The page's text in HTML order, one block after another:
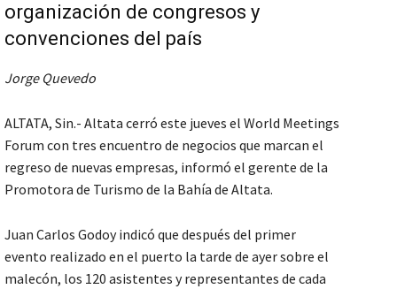
organización de congresos y
convenciones del país
Jorge Quevedo
ALTATA, Sin.- Altata cerró este jueves el World Meetings
Forum con tres encuentro de negocios que marcan el
regreso de nuevas empresas, informó el gerente de la
Promotora de Turismo de la Bahía de Altata.
Juan Carlos Godoy indicó que después del primer
evento realizado en el puerto la tarde de ayer sobre el
malecón, los 120 asistentes y representantes de cada